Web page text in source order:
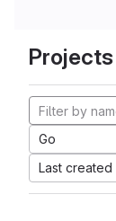
Go
Last created